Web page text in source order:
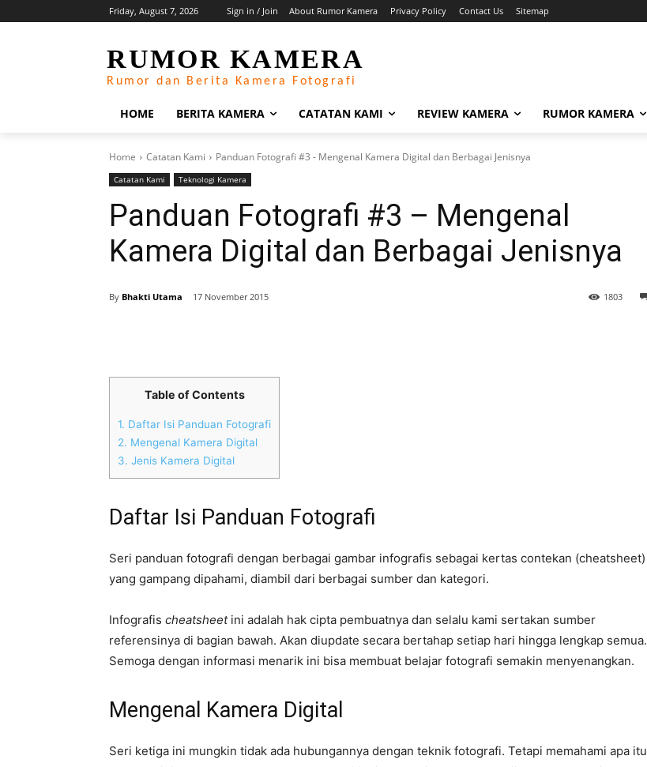
Friday, August 7, 2026 Sign in / Join About Rumor Kamera Privacy Policy Contact Us Sitemap
RUMOR KAMERA
Rumor dan Berita Kamera Fotografi
HOME BERITA KAMERA CATATAN KAMI REVIEW KAMERA RUMOR KAMERA
Home Catatan Kami Panduan Fotografi #3 - Mengenal Kamera Digital dan Berbagai Jenisnya
Catatan Kami Teknologi Kamera
Panduan Fotografi #3 – Mengenal
Kamera Digital dan Berbagai Jenisnya
By Bhakti Utama 17 November 2015 1803
Table of Contents
1. Daftar Isi Panduan Fotografi
2. Mengenal Kamera Digital
3. Jenis Kamera Digital
Daftar Isi Panduan Fotografi
Seri panduan fotografi dengan berbagai gambar infografis sebagai kertas contekan (cheatsheet)
yang gampang dipahami, diambil dari berbagai sumber dan kategori.
Infografis cheatsheetini adalah hak cipta pembuatnya dan selalu kami sertakan sumber
referensinya di bagian bawah. Akan diupdate secara bertahap setiap hari hingga lengkap semua.
Semoga dengan informasi menarik ini bisa membuat belajar fotografi semakin menyenangkan.
Mengenal Kamera Digital
Seri ketiga ini mungkin tidak ada hubungannya dengan teknik fotografi. Tetapi memahami apa itu